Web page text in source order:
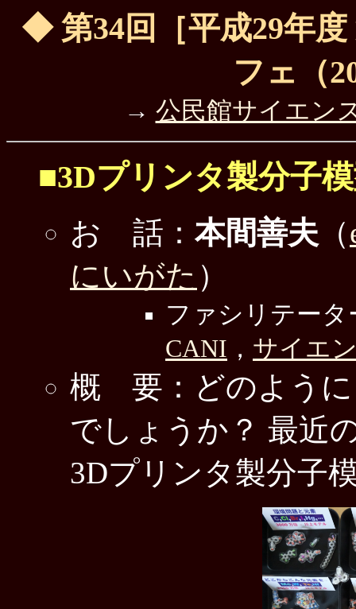
◆ 第34回［平成29年
フェ（
→ 公民館サイエン
■3Dプリンタ製分子
お 話：本間善夫 （
にいがた ）
ファシリテー
CANI ， サイエ
概 要：どのように
でしょうか？ 最近
3Dプリンタ製分子